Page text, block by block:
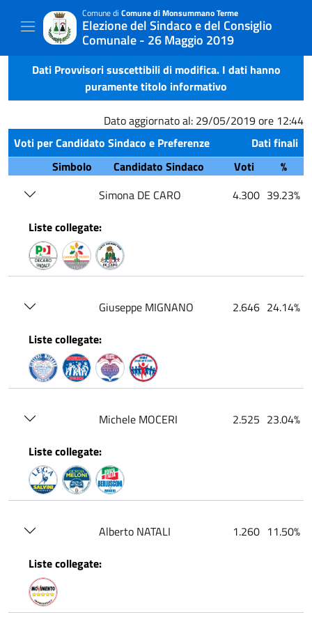
Comune di Comune di Monsummano Terme
Elezione del Sindaco e del Consiglio
Comunale - 26 Maggio 2019
Dati Provvisori suscettibili di modifica. I dati hanno
puramente titolo informativo
Dato aggiornato al: 29/05/2019 ore 12:44
Voti per Candidato Sindaco e Preferenze
Dati finali
Simbolo
Candidato Sindaco Voti
%
Simona DE CARO
4.300 39.23%
Liste collegate:
Giuseppe MIGNANO 2.646 24.14%
Liste collegate:
Michele MOCERI 2.525 23.04%
Liste collegate:
Alberto NATALI 1.260 11.50%
Liste collegate: